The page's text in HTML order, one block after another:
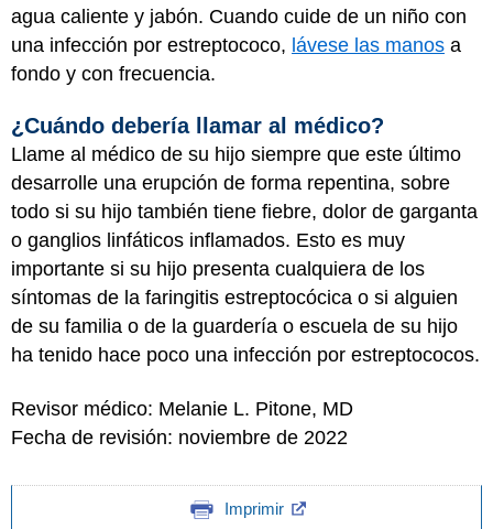
agua caliente y jabón. Cuando cuide de un niño con
una infección por estreptococo, lávese las manos a
fondo y con frecuencia.
¿Cuándo debería llamar al médico?
Llame al médico de su hijo siempre que este último
desarrolle una erupción de forma repentina, sobre
todo si su hijo también tiene fiebre, dolor de garganta
o ganglios linfáticos inflamados. Esto es muy
importante si su hijo presenta cualquiera de los
síntomas de la faringitis estreptocócica o si alguien
de su familia o de la guardería o escuela de su hijo
ha tenido hace poco una infección por estreptococos.
Revisor médico: Melanie L. Pitone, MD
Fecha de revisión: noviembre de 2022
Imprimir